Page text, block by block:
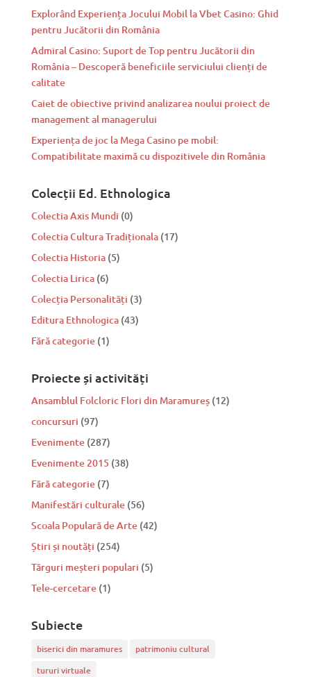
Explorând Experiența Jocului Mobil la Vbet Casino: Ghid
pentru Jucătorii din România
Admiral Casino: Suport de Top pentru Jucătorii din
România – Descoperă beneficiile serviciului clienți de
calitate
Caiet de obiective privind analizarea noului proiect de
management al managerului
Experiența de joc la Mega Casino pe mobil:
Compatibilitate maximă cu dispozitivele din România
Colecții Ed. Ethnologica
Colectia Axis Mundi (0)
Colectia Cultura Tradiționala (17)
Colectia Historia (5)
Colectia Lirica (6)
Colecția Personalități (3)
Editura Ethnologica (43)
Fără categorie (1)
Proiecte și activități
Ansamblul Folcloric Flori din Maramureș(12)
concursuri (97)
Evenimente(287)
Evenimente 2015 (38)
Fără categorie(7)
Manifestări culturale(56)
Scoala Populară de Arte(42)
Știri și noutăți (254)
Tărguri meșteri populari (5)
Tele-cercetare(1)
Subiecte
biserici din maramures
patrimoniu cultural
tururi virtuale